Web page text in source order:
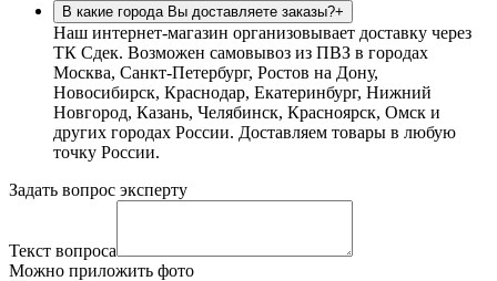
В какие города Вы доставляете заказы?+
Наш интернет-магазин организовывает доставку через
ТК Сдек. Возможен самовывоз из ПВЗ в городах
Москва, Санкт-Петербург, Ростов на Дону,
Новосибирск, Краснодар, Екатеринбург, Нижний
Новгород, Казань, Челябинск, Красноярск, Омск и
других городах России. Доставляем товары в любую
точку России.
Задать вопрос эксперту
Текст вопроса
Можно приложить фото